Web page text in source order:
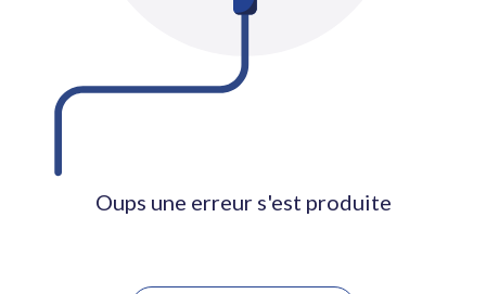
Oups une erreur s'est produite